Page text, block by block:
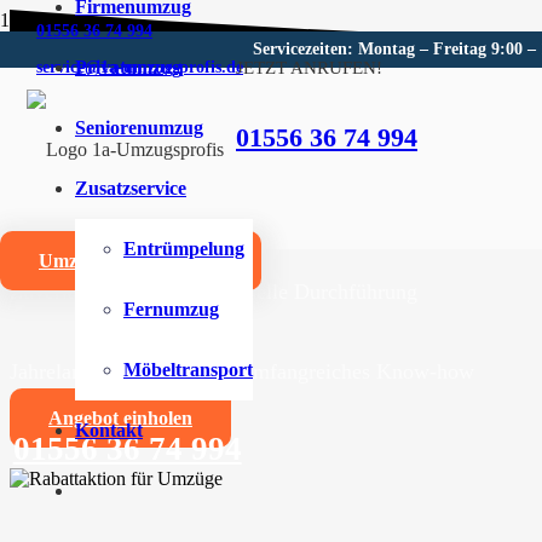
01556 36 74 994
service@1a-umzugsprofis.de
Servicezeiten: Montag – Freitag 9:00 –
JETZT ANRUFEN!
01556 36 74 994
Firmenumzug
Privatumzug
Seniorenumzug
Zusatzservice
Entrümpelung
Fernumzug
Möbeltransport
Kontakt
Umzugskostenrechner
Umzugsunternehmen für
Wir sind Ihr kompetentes Umzugsunternehmen für
Zuverlässige und professionelle Durchführung
Jahrelange Erfahrung und umfangreiches Know-how
Angebot einholen
01556 36 74 994